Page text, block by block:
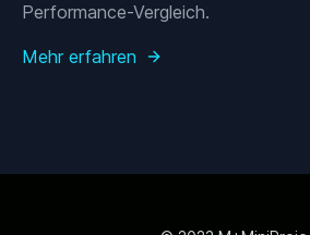
Performance-Vergleich.
Mehr erfahren